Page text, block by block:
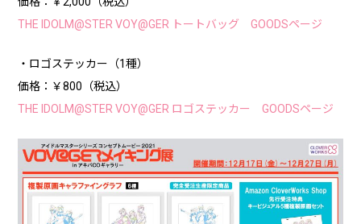
THE IDOLM@STER VOY@GER トートバッグ GOODSページ
・ロゴステッカー（1種）
価格：￥800（税込）
THE IDOLM@STER VOY@GER ロゴステッカー GOODSページ